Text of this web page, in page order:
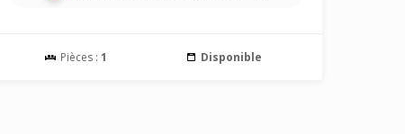
Pièces :1 Disponible